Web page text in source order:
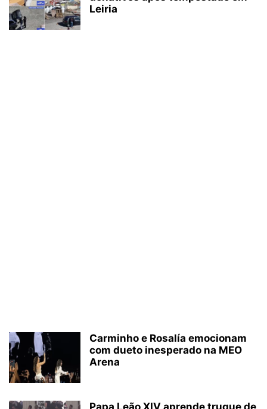
Leiria
Carminho e Rosalía emocionam
com dueto inesperado na MEO
Arena
Papa Leão XIV aprende truque de